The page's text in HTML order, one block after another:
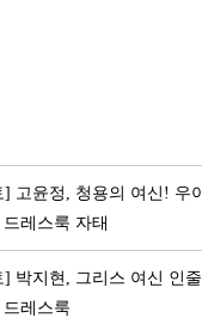
고윤정, 청용의 여신! 우
레스룩 자태
박지현, 그리스 여신 인
레스룩